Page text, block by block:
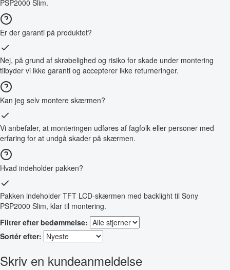
PSP2000 Slim.
Er der garanti på produktet?
Nej, på grund af skrøbelighed og risiko for skade under montering
tilbyder vi ikke garanti og accepterer ikke returneringer.
Kan jeg selv montere skærmen?
Vi anbefaler, at monteringen udføres af fagfolk eller personer med
erfaring for at undgå skader på skærmen.
Hvad indeholder pakken?
Pakken indeholder TFT LCD-skærmen med backlight til Sony
PSP2000 Slim, klar til montering.
Filtrer efter bedømmelse:
Sortér efter:
Skriv en kundeanmeldelse